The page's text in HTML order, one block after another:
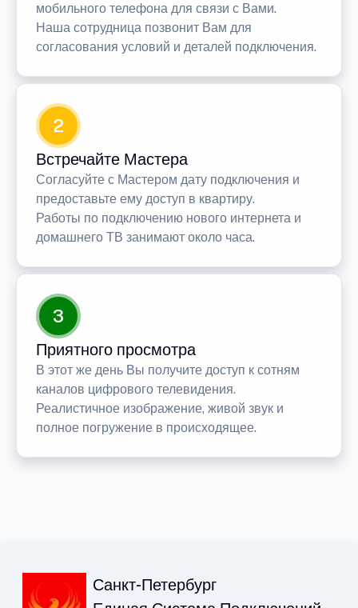
мобильного телефона для связи с Вами.
Наша сотрудница позвонит Вам для
согласования условий и деталей подключения.
2
Встречайте Мастера
Согласуйте с Мастером дату подключения и
предоставьте ему доступ в квартиру.
Работы по подключению нового интернета и
домашнего ТВ занимают около часа.
3
Приятного просмотра
В этот же день Вы получите доступ к сотням
каналов цифрового телевидения.
Реалистичное изображение, живой звук и
полное погружение в происходящее.
Санкт-Петербург